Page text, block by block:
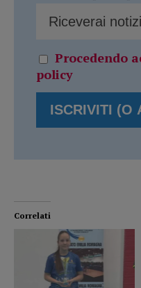
Procedendo
policy
Correlati